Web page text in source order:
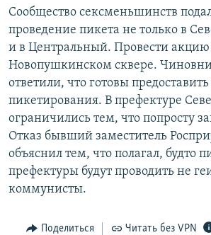
Сообщество сексменьшинств
проведение пикета не только в
и в Центральный. Провести акцию
Новопушкинском сквере.
ответили, что готовы
пикетирования. В префектуре
ограничились тем, что попросту
Отказ бывший заместитель
объяснил тем, что полагал, будто
префектуры будут проводить не
коммунисты.
Поделиться Читать без VPN